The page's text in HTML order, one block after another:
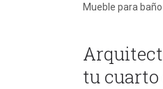
Mueble para
tu cuarto